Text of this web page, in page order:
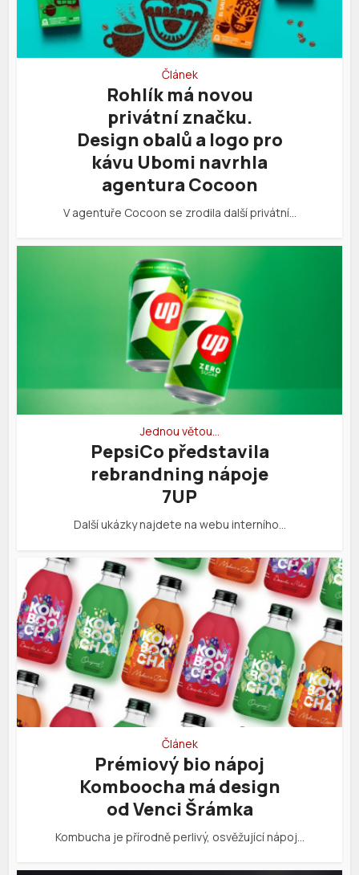
Článek
Rohlík má novou
privátní značku.
Design obalů a logo pro
kávu Ubomi navrhla
agentura Cocoon
V agentuře Cocoon se zrodila další privátní…
Jednou větou…
PepsiCo představila
rebrandning nápoje
7UP
Další ukázky najdete na webu interního…
Článek
Prémiový bio nápoj
Komboocha má design
od Venci Šrámka
Kombucha je přírodně perlivý, osvěžující nápoj…